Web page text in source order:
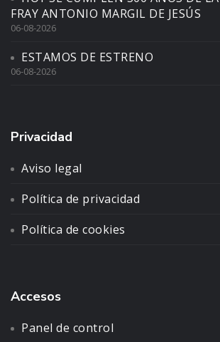
FRAY ANTONIO MARGIL DE JESÚS
06-08-2026
ESTAMOS DE ESTRENO
06-08-2026
Privacidad
Aviso legal
Política de privacidad
Política de cookies
Accesos
Panel de control